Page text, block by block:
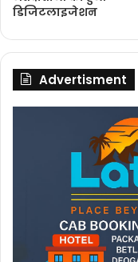
डिजिटलाइजेशन
Advertisment